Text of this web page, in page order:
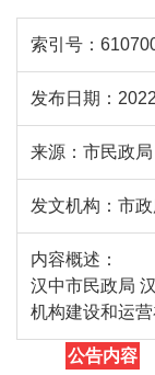
索引号：
发布日期：
来源： 市民政局
发文机构： 市
内容概述：
汉中市民政局
机构建设和运
公告内容